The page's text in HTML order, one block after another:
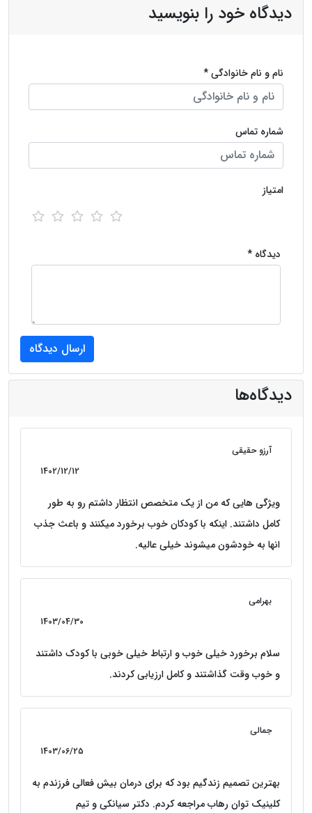
دیدگاه خود را بنویسید
نام و نام خانوادگی *
شماره تماس
امتیاز
دیدگاه *
دیدگاه‌ها
آرزو حقیقی
1402/12/12
ویژگی هایی که من از یک متخصص انتظار داشتم رو به طور
کامل داشتند. اینکه با کودکان خوب برخورد میکنند و باعث جذب
انها به خودشون میشوند خیلی عالیه.
بهرامی
1403/04/30
سلام برخورد خیلی خوب و ارتباط خیلی خوبی با کودک داشتند
و خوب وقت گذاشتند و کامل ارزیابی کردند.
جمالی
1403/06/25
بهترین تصمیم زندگیم بود که برای درمان بیش فعالی فرزندم به
کلینیک توان رهاب مراجعه کردم. دکتر سیانکی و تیم